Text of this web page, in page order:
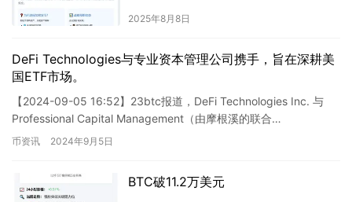
2025年8月8日
DeFi Technologies与专业资本管理公司携手，旨在深耕美
国ETF市场。
【2024-09-05 16:52】23btc报道，DeFi Technologies Inc. 与
Professional Capital Management（由摩根溪的联合…
币资讯 2024年9月5日
BTC破11.2万美元